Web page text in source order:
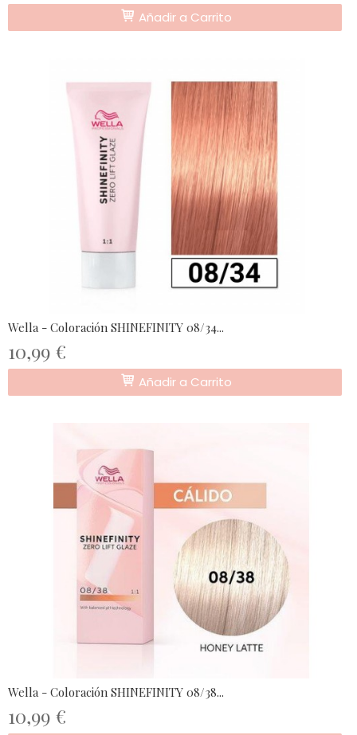
Añadir a Carrito
Wella - Coloración SHINEFINITY 08/34...
10,99 €
Añadir a Carrito
Wella - Coloración SHINEFINITY 08/38...
10,99 €